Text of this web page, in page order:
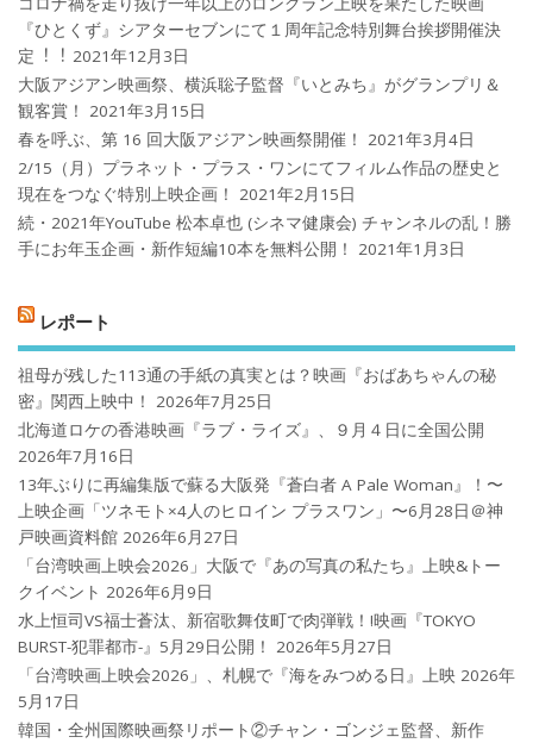
『ひとくず』シアターセブンにて１周年記念特別舞台挨拶開催決
定︕︕ 2021年12月3日
大阪アジアン映画祭、横浜聡子監督『いとみち』がグランプリ＆
観客賞！
2021年3月15日
春を呼ぶ、第 16 回大阪アジアン映画祭開催！
2021年3月4日
2/15（月）プラネット・プラス・ワンにてフィルム作品の歴史と
現在をつなぐ特別上映企画！
2021年2月15日
続・2021年YouTube 松本卓也 (シネマ健康会) チャンネルの乱！勝
手にお年玉企画・新作短編10本を無料公開！
2021年1月3日
レポート
祖母が残した113通の手紙の真実とは？映画『おばあちゃんの秘
密』関西上映中！
2026年7月25日
北海道ロケの香港映画『ラブ・ライズ』、９月４日に全国公開
2026年7月16日
13年ぶりに再編集版で蘇る大阪発『蒼白者 A Pale Woman』！〜
上映企画「ツネモト×4人のヒロイン プラスワン」〜6月28日＠神
戸映画資料館 2026年6月27日
「台湾映画上映会2026」大阪で『あの写真の私たち』上映&トー
クイベント 2026年6月9日
水上恒司VS福士蒼汰、新宿歌舞伎町で肉弾戦！!映画『TOKYO
BURST-犯罪都市-』5月29日公開！
2026年5月27日
「台湾映画上映会2026」、札幌で『海をみつめる日』上映 2026年
5月17日
韓国・全州国際映画祭リポート②チャン・ゴンジェ監督、新作